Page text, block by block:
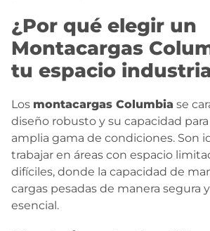
¿Por qué elegir un
Montacargas
tu espacio
Los montacargas Columbia se
diseño robusto y su capacidad
amplia gama de condiciones. Son
trabajar en áreas con espacio
difíciles, donde la capacidad de
cargas pesadas de manera segura
esencial.